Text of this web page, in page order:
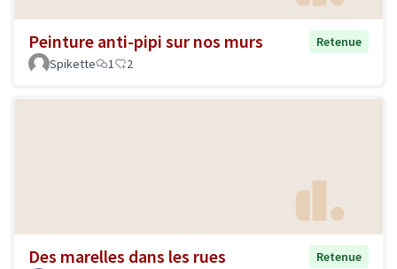
Peinture anti-pipi sur nos murs
Retenue
Spikette
1 2
Des marelles dans les rues
Retenue